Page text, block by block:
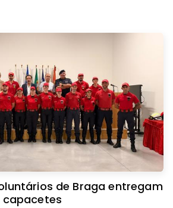
de Braga entregam
capacetes